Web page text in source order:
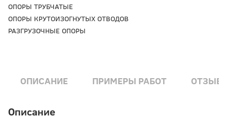
ОПОРЫ ТРУБЧАТЫЕ
ОПОРЫ КРУТОИЗОГНУТЫХ ОТВОДОВ
РАЗГРУЗОЧНЫЕ ОПОРЫ
ОПИСАНИЕ ПРИМЕРЫ РАБОТ
Описание